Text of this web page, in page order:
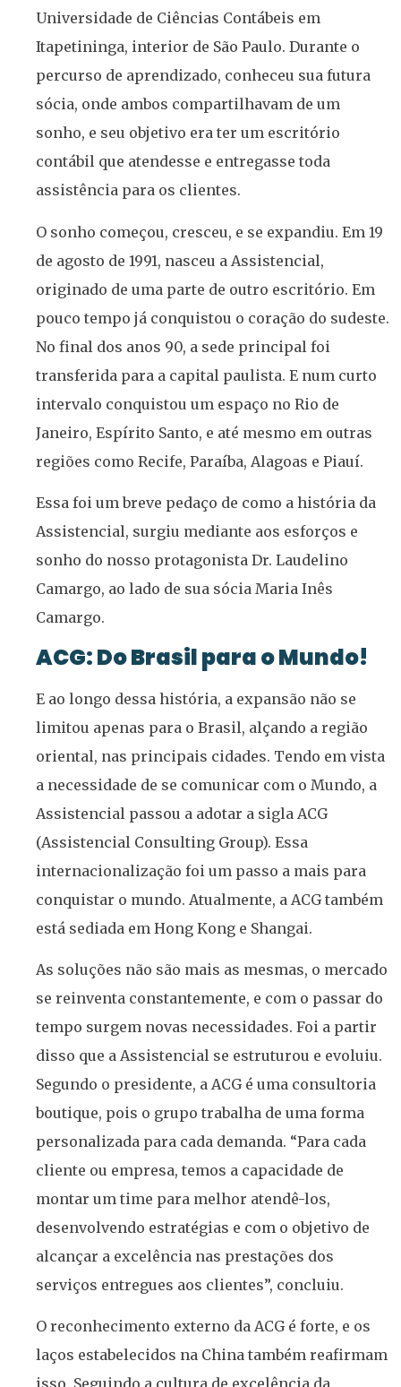
Universidade de Ciências Contábeis em
Itapetininga, interior de São Paulo. Durante o
percurso de aprendizado, conheceu sua futura
sócia, onde ambos compartilhavam de um
sonho, e seu objetivo era ter um escritório
contábil que atendesse e entregasse toda
assistência para os clientes.
O sonho começou, cresceu, e se expandiu. Em 19
de agosto de 1991, nasceu a Assistencial,
originado de uma parte de outro escritório. Em
pouco tempo já conquistou o coração do sudeste.
No final dos anos 90, a sede principal foi
transferida para a capital paulista. E num curto
intervalo conquistou um espaço no Rio de
Janeiro, Espírito Santo, e até mesmo em outras
regiões como Recife, Paraíba, Alagoas e Piauí.
Essa foi um breve pedaço de como a história da
Assistencial, surgiu mediante aos esforços e
sonho do nosso protagonista Dr. Laudelino
Camargo, ao lado de sua sócia Maria Inês
Camargo.
ACG: Do Brasil para o Mundo!
E ao longo dessa história, a expansão não se
limitou apenas para o Brasil, alçando a região
oriental, nas principais cidades. Tendo em vista
a necessidade de se comunicar com o Mundo, a
Assistencial passou a adotar a sigla ACG
(Assistencial Consulting Group). Essa
internacionalização foi um passo a mais para
conquistar o mundo. Atualmente, a ACG também
está sediada em Hong Kong e Shangai.
As soluções não são mais as mesmas, o mercado
se reinventa constantemente, e com o passar do
tempo surgem novas necessidades. Foi a partir
disso que a Assistencial se estruturou e evoluiu.
Segundo o presidente, a ACG é uma consultoria
boutique, pois o grupo trabalha de uma forma
personalizada para cada demanda. “Para cada
cliente ou empresa, temos a capacidade de
montar um time para melhor atendê-los,
desenvolvendo estratégias e com o objetivo de
alcançar a excelência nas prestações dos
serviços entregues aos clientes”, concluiu.
O reconhecimento externo da ACG é forte, e os
laços estabelecidos na China também reafirmam